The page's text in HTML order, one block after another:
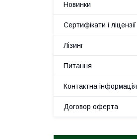
Новинки
Сертифікати і ліцензії
Лізинг
Питання
Контактна інформація
Договор оферта